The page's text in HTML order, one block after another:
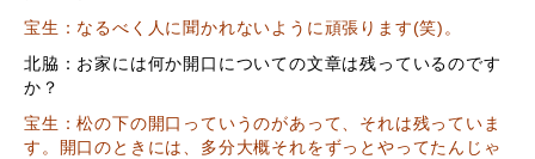
宝生：なるべく人に聞かれないように頑張ります(笑)。
北脇：お家には何か開口についての文章は残っているのです
か？
宝生：松の下の開口っていうのがあって、それは残っていま
す。開口のときには、多分大概それをずっとやってたんじゃ